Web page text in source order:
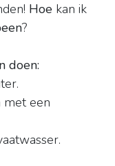
Hoe kan ik
?
doen:
met een